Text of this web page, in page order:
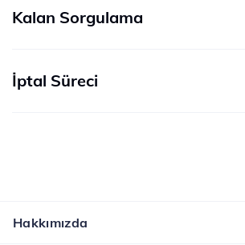
Kalan Sorgulama
İptal Süreci
Hakkımızda